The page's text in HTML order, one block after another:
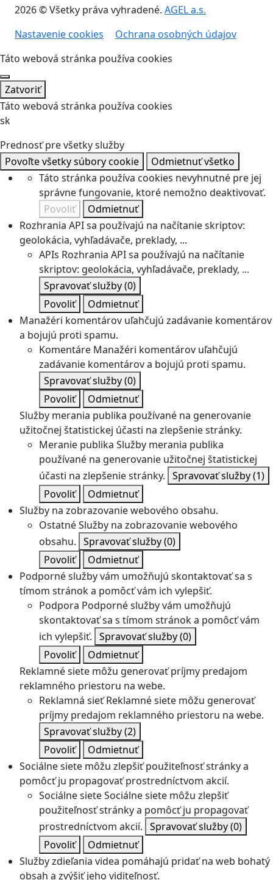
2026 © Všetky práva vyhradené. AGEL a.s.
Nastavenie cookies
Ochrana osobných údajov
Táto webová stránka používa cookies
Zatvoriť
Táto webová stránka používa cookies
sk
Prednosť pre všetky služby
Povoľte všetky súbory cookie
Odmietnuť všetko
Táto stránka používa cookies nevyhnutné pre jej
správne fungovanie, ktoré nemožno deaktivovať.
Povoliť
Odmietnuť
Rozhrania API sa používajú na načítanie skriptov:
geolokácia, vyhľadávače, preklady, ...
APIs Rozhrania API sa používajú na načítanie
skriptov: geolokácia, vyhľadávače, preklady, ...
Spravovať služby(0)
Povoliť
Odmietnuť
Manažéri komentárov uľahčujú zadávanie komentárov
a bojujú proti spamu.
Komentáre Manažéri komentárov uľahčujú
zadávanie komentárov a bojujú proti spamu.
Spravovať služby(0)
Povoliť
Odmietnuť
Služby merania publika používané na generovanie
užitočnej štatistickej účasti na zlepšenie stránky.
Meranie publika Služby merania publika
používané na generovanie užitočnej štatistickej
účasti na zlepšenie stránky. Spravovať služby(1)
Povoliť
Odmietnuť
Služby na zobrazovanie webového obsahu.
OstatnéSlužby na zobrazovanie webového
obsahu. Spravovať služby(0)
Povoliť
Odmietnuť
Podporné služby vám umožňujú skontaktovať sa s
tímom stránok a pomôcť vám ich vylepšiť.
Podpora Podporné služby vám umožňujú
skontaktovať sa s tímom stránok a pomôcť vám
ich vylepšiť. Spravovať služby(0)
Povoliť
Odmietnuť
Reklamné siete môžu generovať príjmy predajom
reklamného priestoru na webe.
Reklamná sieť Reklamné siete môžu generovať
príjmy predajom reklamného priestoru na webe.
Spravovať služby(2)
Povoliť
Odmietnuť
Sociálne siete môžu zlepšiť použiteľnosť stránky a
pomôcť ju propagovať prostredníctvom akcií.
Sociálne sieteSociálne siete môžu zlepšiť
použiteľnosť stránky a pomôcť ju propagovať
prostredníctvom akcií. Spravovať služby(0)
Povoliť
Odmietnuť
Služby zdieľania videa pomáhajú pridať na web bohatý
obsah a zvýšiť jeho viditeľnosť.